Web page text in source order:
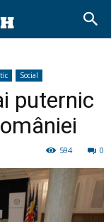
Social
puternic
0
594